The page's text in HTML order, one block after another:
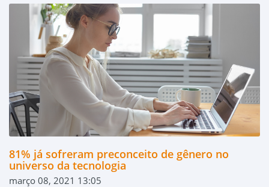
81% já sofreram preconceito de gênero no
universo da tecnologia
março 08, 2021 13:05